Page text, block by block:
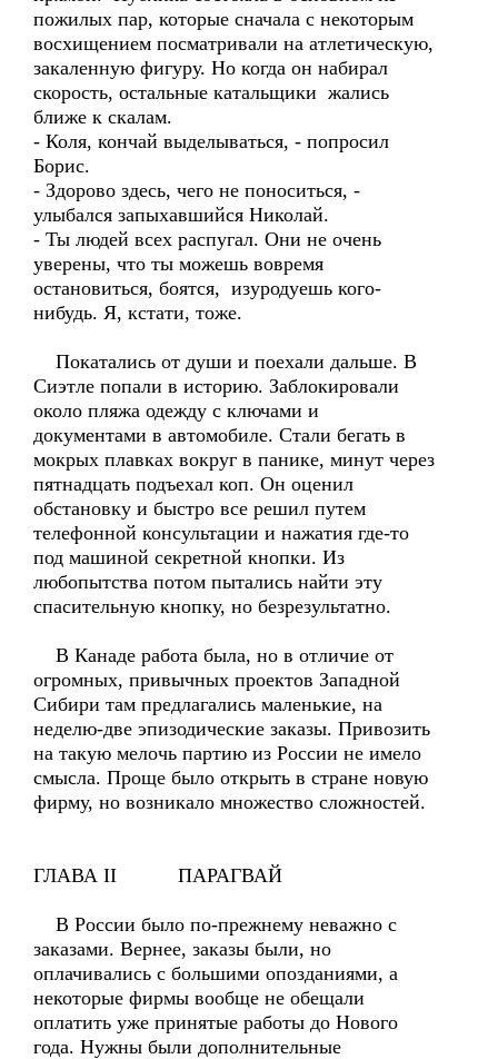
пожилых пар, которые сначала с некоторым
восхищением посматривали на атлетическую,
закаленную фигуру. Но когда он набирал
скорость, остальные катальщики жались
ближе к скалам.
- Коля, кончай выделываться, - попросил
Борис.
- Здорово здесь, чего не поноситься, -
улыбался запыхавшийся Николай.
- Ты людей всех распугал. Они не очень
уверены, что ты можешь вовремя
остановиться, боятся, изуродуешь кого-
нибудь. Я, кстати, тоже.
Покатались от души и поехали дальше. В
Сиэтле попали в историю. Заблокировали
около пляжа одежду с ключами и
документами в автомобиле. Стали бегать в
мокрых плавках вокруг в панике, минут через
пятнадцать подъехал коп. Он оценил
обстановку и быстро все решил путем
телефонной консультации и нажатия где-то
под машиной секретной кнопки. Из
любопытства потом пытались найти эту
спасительную кнопку, но безрезультатно.
В Канаде работа была, но в отличие от
огромных, привычных проектов Западной
Сибири там предлагались маленькие, на
неделю-две эпизодические заказы. Привозить
на такую мелочь партию из России не имело
смысла. Проще было открыть в стране новую
фирму, но возникало множество сложностей.
ГЛАВА II ПАРАГВАЙ
В России было по-прежнему неважно с
заказами. Вернее, заказы были, но
оплачивались с большими опозданиями, а
некоторые фирмы вообще не обещали
оплатить уже принятые работы до Нового
года. Нужны были дополнительные